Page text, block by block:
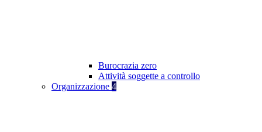
Burocrazia zero
Attività soggette a controllo
Organizzazione 4